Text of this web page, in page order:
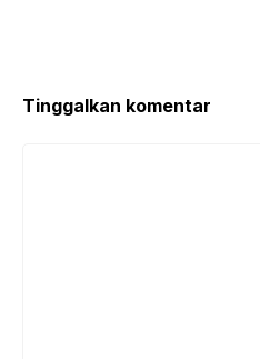
Tinggalkan komentar